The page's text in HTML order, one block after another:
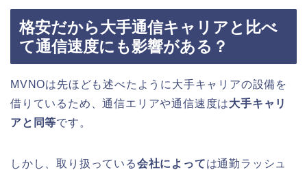
格安だから大手通信キャリアと比べ
て通信速度にも影響がある？
MVNOは先ほども述べたように大手キャリアの設備を
借りているため、通信エリアや通信速度は大手キャリ
アと同等です。
しかし、取り扱っている会社によっては通勤ラッシュ